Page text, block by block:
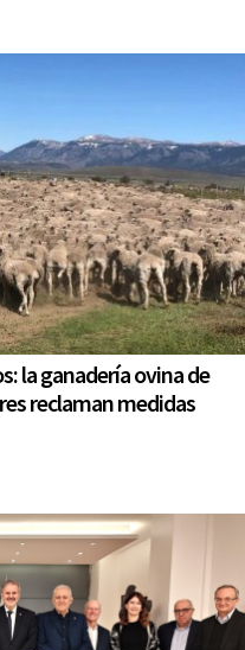
la ganadería ovina de
reclaman medidas